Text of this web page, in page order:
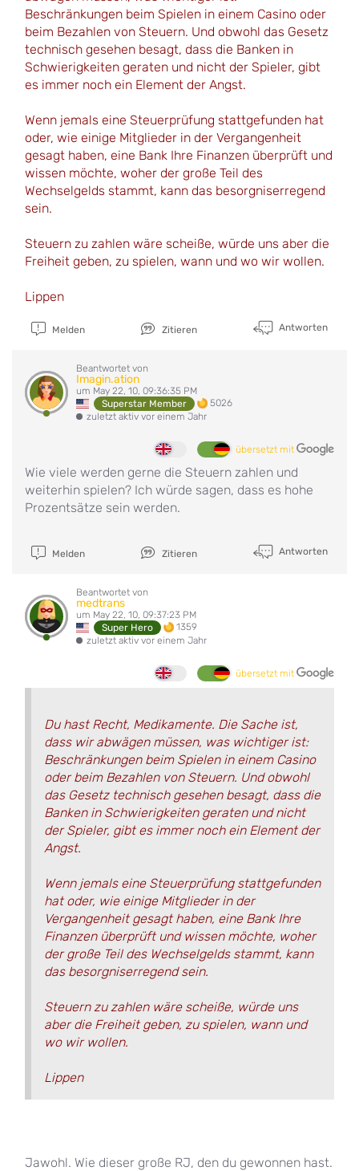
Beschränkungen beim Spielen in einem Casino oder
beim Bezahlen von Steuern. Und obwohl das Gesetz
technisch gesehen besagt, dass die Banken in
Schwierigkeiten geraten und nicht der Spieler, gibt
es immer noch ein Element der Angst.
Wenn jemals eine Steuerprüfung stattgefunden hat
oder, wie einige Mitglieder in der Vergangenheit
gesagt haben, eine Bank Ihre Finanzen überprüft und
wissen möchte, woher der große Teil des
Wechselgelds stammt, kann das besorgniserregend
sein.
Steuern zu zahlen wäre scheiße, würde uns aber die
Freiheit geben, zu spielen, wann und wo wir wollen.
Lippen
Melden Zitieren Antworten
Beantwortet von
Imagin.ation
um May 22, 10, 09:36:35 PM
Superstar Member
5026
zuletzt aktiv vor einem Jahr
übersetzt mit
Wie viele werden gerne die Steuern zahlen und
weiterhin spielen? Ich würde sagen, dass es hohe
Prozentsätze sein werden.
Melden Zitieren Antworten
Beantwortet von
medtrans
um May 22, 10, 09:37:23 PM
Super Hero
1359
zuletzt aktiv vor einem Jahr
übersetzt mit
Du hast Recht, Medikamente. Die Sache ist,
dass wir abwägen müssen, was wichtiger ist:
Beschränkungen beim Spielen in einem Casino
oder beim Bezahlen von Steuern. Und obwohl
das Gesetz technisch gesehen besagt, dass die
Banken in Schwierigkeiten geraten und nicht
der Spieler, gibt es immer noch ein Element der
Angst.
Wenn jemals eine Steuerprüfung stattgefunden
hat oder, wie einige Mitglieder in der
Vergangenheit gesagt haben, eine Bank Ihre
Finanzen überprüft und wissen möchte, woher
der große Teil des Wechselgelds stammt, kann
das besorgniserregend sein.
Steuern zu zahlen wäre scheiße, würde uns
aber die Freiheit geben, zu spielen, wann und
wo wir wollen.
Lippen
Jawohl. Wie dieser große RJ, den du gewonnen hast.